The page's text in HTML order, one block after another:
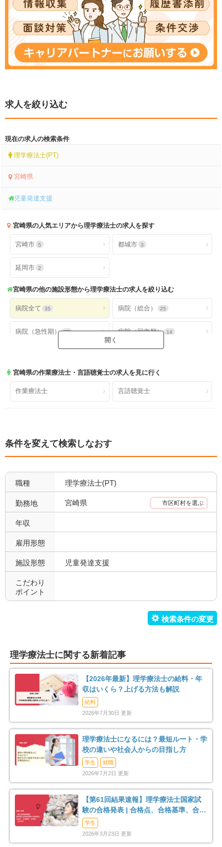
求人を絞り込む
現在の求人の検索条件
理学療法士(PT)
宮崎県
児童発達支援
宮崎県の人気エリアから理学療法士の求人を探す
宮崎市 5 都城市 3
延岡市 2
宮崎県の他の施設形態から理学療法士の求人を絞り込む
病院全て 35 病院（総合） 25
病院（急性期） 25 病院（回復期） 14
病院（外来） 病院（精神科）
病院(地域包括ケア) 4 クリニック全て 15
クリニック(精神科) 0
デイケア(精神科) 0 デイケア 18
デイサービス 訪問看護・リハ
サービス付き高齢者向け住
ショートステイ 2 小規模多機能 0
小児療育
放課後等デイサービス 30
宮崎県の作業療法士・言語聴覚士の求人を見に行く
作業療法士 言語聴覚士
条件を変えて検索しなおす
職種 理学療法士(PT)
勤務地 宮崎県 市区町村を選ぶ
年収
雇用形態
施設形態 児童発達支援
こだわり
ポイント
理学療法士に関する新着記事
【2026年最新】理学療法士の給料・年
収はいくら？上げる方法も解説
給料
2026年7月30日 更新
理学療法士になるには？最短ルート・学
校の違いや社会人からの目指し方
学生
就職
2026年7月2日 更新
【第61回結果速報】理学療法士国家試
験の合格発表 | 合格点、合格基準、合格
率（2026年）
学生
2026年3月23日 更新